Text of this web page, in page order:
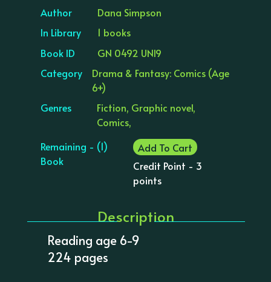
Author
Dana Simpson
In Library
1 books
Book ID
GN 0492 UNI9
Category
Drama & Fantasy: Comics (Age
6+)
Genres
Fiction, Graphic novel,
Comics,
Remaining - (1)
Book
Add To Cart
Credit Point - 3
points
Description
Reading age 6-9
224 pages